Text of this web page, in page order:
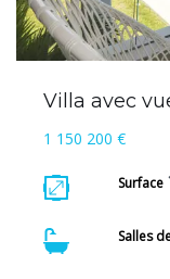
Villa avec
1 150 200 €
Surface
Salles